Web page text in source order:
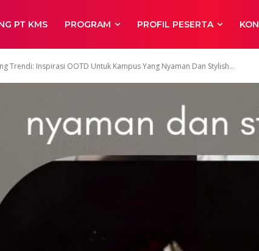
PT KMS PROGRAM PROFIL PESERTA
Trendi: Inspirasi OOTD Untuk Kampus Yang Nyaman Dan Stylish...